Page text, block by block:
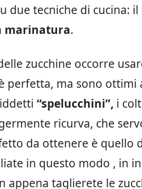
due tecniche di cucina:
marinatura.
zucchine occorre
perfetta, ma sono ottimi
“spelucchini”, i
ricurva, che
da ottenere è quello
in questo modo , in
appena taglierete le